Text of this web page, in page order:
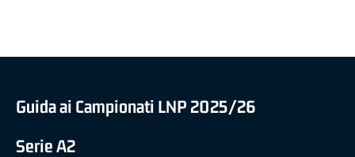
Guida ai Campionati LNP 2025/26
Serie A2